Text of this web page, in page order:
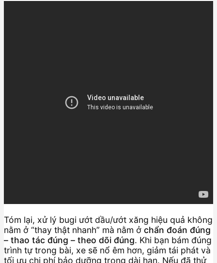
Tóm lại, xử lý bugi ướt dầu/ướt xăng hiệu quả không
nằm ở “thay thật nhanh” mà nằm ở chẩn đoán đúng
– thao tác đúng – theo dõi đúng. Khi bạn bám đúng
trình tự trong bài, xe sẽ nổ êm hơn, giảm tái phát và
tối ưu chi phí bảo dưỡng trong dài hạn. Nếu đã thử